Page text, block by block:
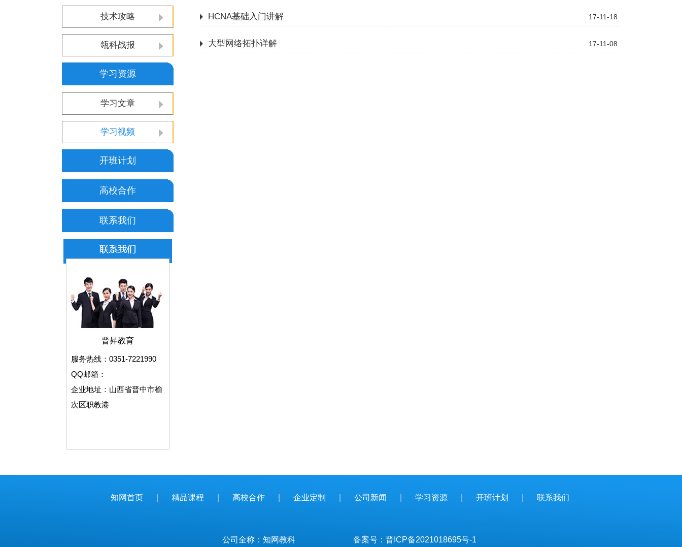
技术攻略
瓴科战报
学习资源
学习文章
学习视频
开班计划
高校合作
联系我们
晋昇教育
服务热线：0351-7221990
QQ邮箱：
企业地址：山西省晋中市榆
次区职教港
HCNA基础入门讲解 17-11-18
大型网络拓扑详解 17-11-08
知网首页 精品课程 高校合作 企业定制 公司新闻 学习资源 开班计划 联系我们
公司全称：知网教科 备案号： 晋ICP备2021018695号-1